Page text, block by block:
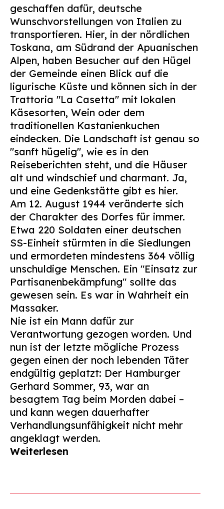
nach:
geschaffen dafür, deutsche
Wunschvorstellungen von Italien zu
transportieren. Hier, in der nördlichen
Toskana, am Südrand der Apuanischen
Alpen, haben Besucher auf den Hügel
der Gemeinde einen Blick auf die
ligurische Küste und können sich in der
Trattoria "La Casetta" mit lokalen
Käsesorten, Wein oder dem
traditionellen Kastanienkuchen
eindecken. Die Landschaft ist genau so
"sanft hügelig", wie es in den
Reiseberichten steht, und die Häuser
alt und windschief und charmant. Ja,
und eine Gedenkstätte gibt es hier.
Am 12. August 1944 veränderte sich
der Charakter des Dorfes für immer.
Etwa 220 Soldaten einer deutschen
SS-Einheit stürmten in die Siedlungen
und ermordeten mindestens 364 völlig
unschuldige Menschen. Ein "Einsatz zur
Partisanenbekämpfung" sollte das
gewesen sein. Es war in Wahrheit ein
Massaker.
Nie ist ein Mann dafür zur
Verantwortung gezogen worden. Und
nun ist der letzte mögliche Prozess
gegen einen der noch lebenden Täter
endgültig geplatzt: Der Hamburger
Gerhard Sommer, 93, war an
besagtem Tag beim Morden dabei –
und kann wegen dauerhafter
Verhandlungsunfähigkeit nicht mehr
angeklagt werden.
Weiterlesen